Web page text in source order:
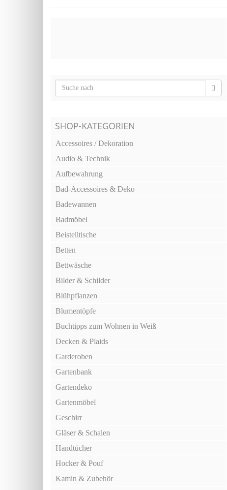
SHOP-KATEGORIEN
Accessoires / Dekoration
Audio & Technik
Aufbewahrung
Bad-Accessoires & Deko
Badewannen
Badmöbel
Beistelltische
Betten
Bettwäsche
Bilder & Schilder
Blühpflanzen
Blumentöpfe
Buchtipps zum Wohnen in Weiß
Decken & Plaids
Garderoben
Gartenbank
Gartendeko
Gartenmöbel
Geschirr
Gläser & Schalen
Handtücher
Hocker & Pouf
Kamin & Zubehör